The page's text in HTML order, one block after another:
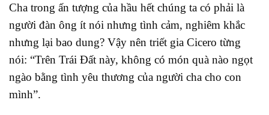
Cha trong ấn tượng của hầu hết chúng ta có phải là
người đàn ông ít nói nhưng tình cảm, nghiêm khắc
nhưng lại bao dung? Vậy nên triết gia Cicero từng
nói: “Trên Trái Đất này, không có món quà nào ngọt
ngào bằng tình yêu thương của người cha cho con
mình”.